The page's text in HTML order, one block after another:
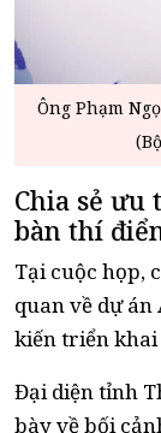
Ông Phạm
Chia sẻ ưu
bàn thí
Tại cuộc họp,
quan về dự án
kiến triển khai
Đại diện tỉnh
bày về bối